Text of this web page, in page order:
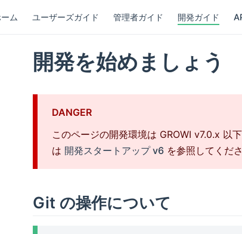
ム ユーザーズガイド 管理者ガイド 開発ガイド
開発を始めましょう
DANGER
このページの開発環境は GROWI v7.0.x 以
は 開発スタートアップ v6 を参照してくださ
Git の操作について